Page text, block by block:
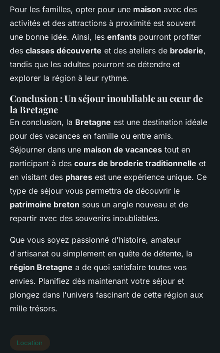
Pour les familles, opter pour une maison avec des
activités et des attractions à proximité est souvent
une bonne idée. Ainsi, les enfants pourront profiter
des classes découverte et des ateliers de broderie,
tandis que les adultes pourront se détendre et
explorer la région à leur rythme.
Conclusion : Un séjour inoubliable au cœur de
la Bretagne
En conclusion, la Bretagne est une destination idéale
pour des vacances en famille ou entre amis.
Séjourner dans une maison de vacances tout en
participant à des cours de broderie traditionnelle et
en visitant des phares est une expérience unique. Ce
type de séjour vous permettra de découvrir le
patrimoine breton sous un angle nouveau et de
repartir avec des souvenirs inoubliables.
Que vous soyez passionné d'histoire, amateur
d'artisanat ou simplement en quête de détente, la
région Bretagne a de quoi satisfaire toutes vos
envies. Planifiez dès maintenant votre séjour et
plongez dans l'univers fascinant de cette région aux
mille trésors.
Location